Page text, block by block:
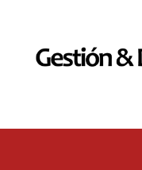
contenido